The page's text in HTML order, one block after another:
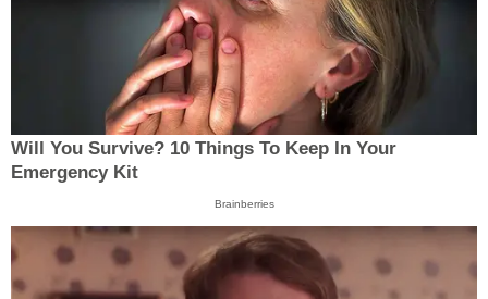
Will You Survive? 10 Things To Keep In Your
Emergency Kit
Brainberries